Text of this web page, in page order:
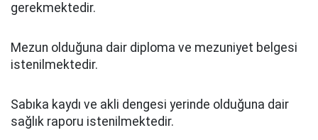
gerekmektedir.
Mezun olduğuna dair diploma ve mezuniyet belgesi
istenilmektedir.
Sabıka kaydı ve akli dengesi yerinde olduğuna dair
sağlık raporu istenilmektedir.